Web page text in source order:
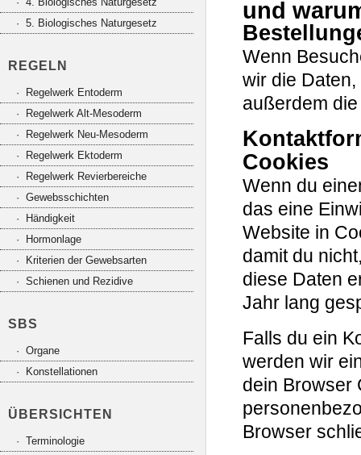
· 5. Biologisches Naturgesetz
REGELN
· Regelwerk Entoderm
· Regelwerk Alt-Mesoderm
· Regelwerk Neu-Mesoderm
· Regelwerk Ektoderm
· Regelwerk Revierbereiche
· Gewebsschichten
· Händigkeit
· Hormonlage
· Kriterien der Gewebsarten
· Schienen und Rezidive
SBS
· Organe
· Konstellationen
ÜBERSICHTEN
· Terminologie
und
Wenn
wir die
außerdem
Cookies
Wenn du
das eine
Website in
damit du
diese Daten
Jahr lang
Falls du ein
werden wir
dein Browser
Browser